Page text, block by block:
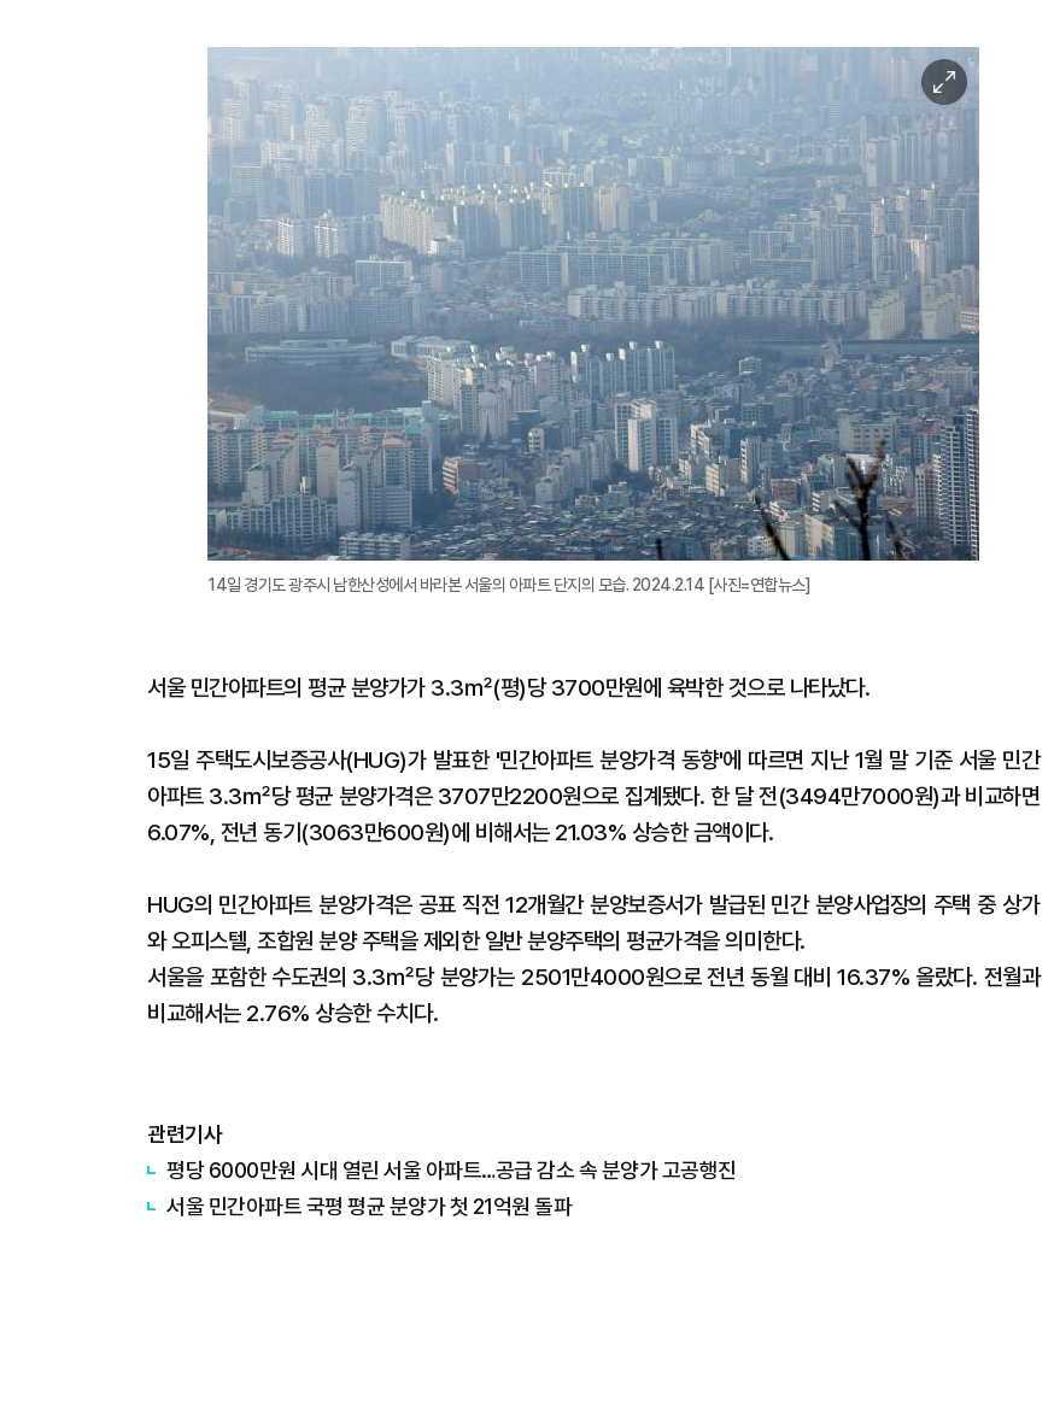
이
미
지
확
대
14일 경기도 광주시 남한산성에서 바라본 서울의 아파트 단지의 모습. 2024.2.14 [사진=연합뉴스]
서울 민간아파트의 평균 분양가가 3.3㎡(평)당 3700만원에 육박한 것으로 나타났다.
15일 주택도시보증공사(HUG)가 발표한 '민간아파트 분양가격 동향'에 따르면 지난 1월 말 기준 서울 민간
아파트 3.3㎡당 평균 분양가격은 3707만2200원으로 집계됐다. 한 달 전(3494만7000원)과 비교하면
6.07%, 전년 동기(3063만600원)에 비해서는 21.03% 상승한 금액이다.
HUG의 민간아파트 분양가격은 공표 직전 12개월간 분양보증서가 발급된 민간 분양사업장의 주택 중 상가
와 오피스텔, 조합원 분양 주택을 제외한 일반 분양주택의 평균가격을 의미한다.
서울을 포함한 수도권의 3.3㎡당 분양가는 2501만4000원으로 전년 동월 대비 16.37% 올랐다. 전월과
비교해서는 2.76% 상승한 수치다.
관련기사
평당 6000만원 시대 열린 서울 아파트…공급 감소 속 분양가 고공행진
서울 민간아파트 국평 평균 분양가 첫 21억원 돌파